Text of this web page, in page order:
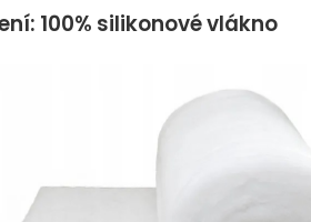
100% silikonové vlákno